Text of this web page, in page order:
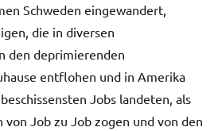
Schweden eingewandert,
die in diversen
den deprimierenden
entflohen und in Amerika
Jobs landeten, als
Job zu Job zogen und von den